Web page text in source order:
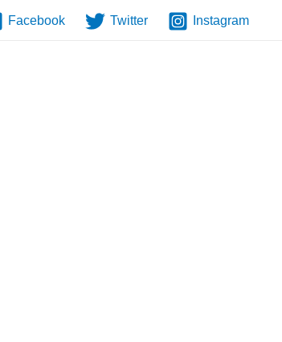
Facebook Twitter Instagram